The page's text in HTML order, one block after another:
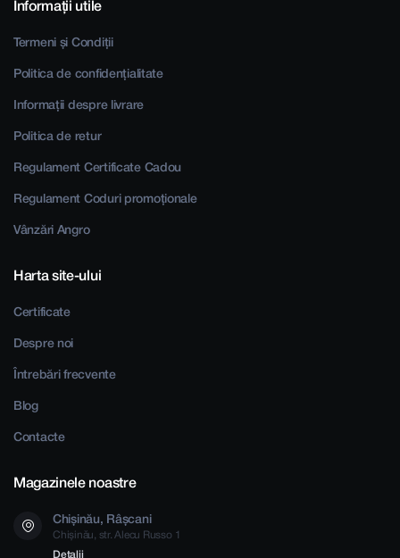
Informații utile
Termeni și Condiții
Politica de confidențialitate
Informații despre livrare
Politica de retur
Regulament Certificate Cadou
Regulament Coduri promoționale
Vânzări Angro
Harta site-ului
Certificate
Despre noi
Întrebări frecvente
Blog
Contacte
Magazinele noastre
Chișinău, Râșcani
Chișinău, str. Alecu Russo 1
Detalii